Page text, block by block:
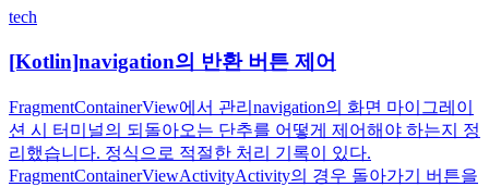
tech
[Kotlin]navigation의 반환 버튼 제어
FragmentContainerView에서 관리navigation의 화면 마이그레이
션 시 터미널의 되돌아오는 단추를 어떻게 제어해야 하는지 정
리했습니다. 정식으로 적절한 처리 기록이 있다.
FragmentContainerViewActivityActivity의 경우 돌아가기 버튼을